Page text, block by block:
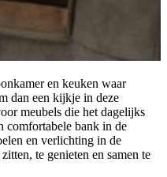
en keuken waar
dan een kijkje in deze
meubels die het dagelijks
comfortabele bank in de
en verlichting in de
te genieten en samen te